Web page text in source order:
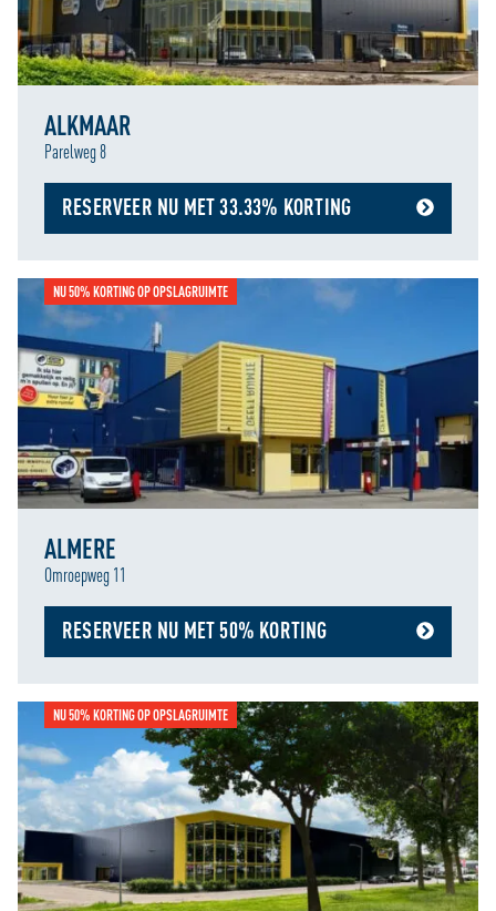
persoonlijke ervaring kunnen bieden. Voor meer
informatie over hoe wij cookies gebruiken, bekijk onze
Cookie Policy
ALKMAAR
Parelweg 8
RESERVEER NU MET 33.33% KORTING
NU 50% KORTING OP OPSLAGRUIMTE
ALMERE
Omroepweg 11
RESERVEER NU MET 50% KORTING
NU 50% KORTING OP OPSLAGRUIMTE